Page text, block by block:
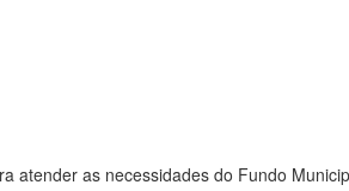
atender as necessidades do Fundo